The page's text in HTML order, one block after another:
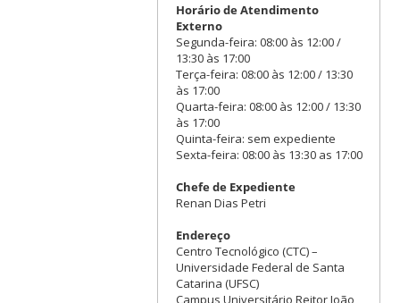
Horário de Atendimento
Externo
Segunda-feira: 08:00 às 12:00 /
13:30 às 17:00
Terça-feira: 08:00 às 12:00 / 13:30
às 17:00
Quarta-feira: 08:00 às 12:00 / 13:30
às 17:00
Quinta-feira: sem expediente
Sexta-feira: 08:00 às 13:30 as 17:00
Chefe de Expediente
Renan Dias Petri
Endereço
Centro Tecnológico (CTC) –
Universidade Federal de Santa
Catarina (UFSC)
Campus Universitário Reitor João